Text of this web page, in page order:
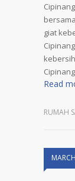
giat
Read
RUMAH